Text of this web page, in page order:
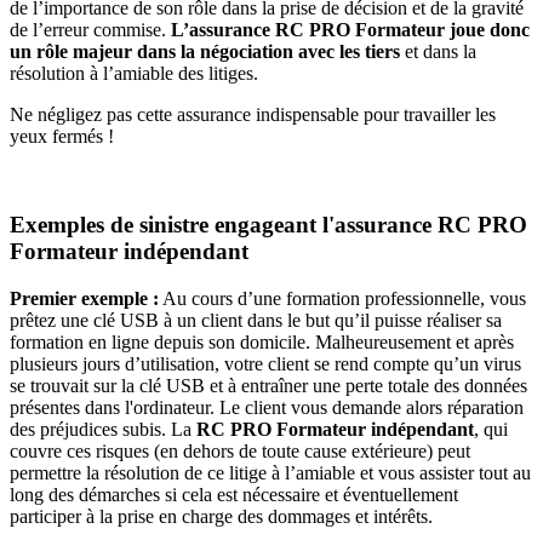
de l’importance de son rôle dans la prise de décision et de la gravité
de l’erreur commise. L’assurance RC PRO Formateur joue donc
un rôle majeur dans la négociation avec les tiers et dans la
résolution à l’amiable des litiges.
Ne négligez pas cette assurance indispensable pour travailler les
yeux fermés !
Exemples de sinistre engageant l'assurance RC PRO
Formateur indépendant
Premier exemple : Au cours d’une formation professionnelle, vous
prêtez une clé USB à un client dans le but qu’il puisse réaliser sa
formation en ligne depuis son domicile. Malheureusement et après
plusieurs jours d’utilisation, votre client se rend compte qu’un virus
se trouvait sur la clé USB et à entraîner une perte totale des données
présentes dans l'ordinateur. Le client vous demande alors réparation
des préjudices subis. La RC PRO Formateur indépendant, qui
couvre ces risques (en dehors de toute cause extérieure) peut
permettre la résolution de ce litige à l’amiable et vous assister tout au
long des démarches si cela est nécessaire et éventuellement
participer à la prise en charge des dommages et intérêts.